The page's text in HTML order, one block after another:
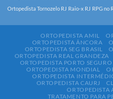
Ortopedista Tornozelo RJ Raio-x RJ RPG no
ORTOPEDISTA AMIL
ORTOPEDISTA ÂNCORA
ORTOPEDISTA SEG BRASIL
ORTOPEDISTA REAL GRANDEZA
ORTOPEDISTA PORTO SEGURO
ORTOPEDISTA MONDIAL
ORTOPEDISTA
ORTOPEDISTA CAURJ
ORTOPEDISTA
TRATAMENTO PARA